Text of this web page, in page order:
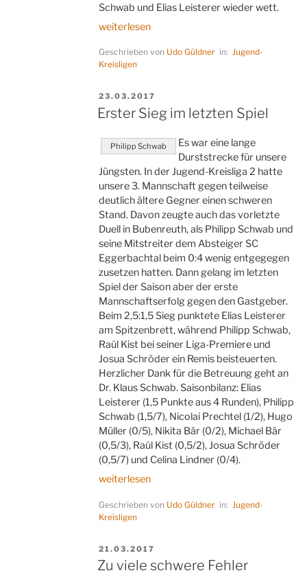
Schwab und Elias Leisterer wieder wett.
„Der
Elias“
weiterlesen
Geschrieben von Udo Güldner in:Jugend-
Kreisligen
VERÖFFENTLICHT
AM
23.03.2017
Erster Sieg im letzten Spiel
Philipp Schwab
Es war eine lange
Durststrecke für unsere
Jüngsten. In der Jugend-Kreisliga 2 hatte
unsere 3. Mannschaft gegen teilweise
deutlich ältere Gegner einen schweren
Stand. Davon zeugte auch das vorletzte
Duell in Bubenreuth, als Philipp Schwab und
seine Mitstreiter dem Absteiger SC
Eggerbachtal beim 0:4 wenig entgegegen
zusetzen hatten. Dann gelang im letzten
Spiel der Saison aber der erste
Mannschaftserfolg gegen den Gastgeber.
Beim 2,5:1,5 Sieg punktete Elias Leisterer
am Spitzenbrett, während Philipp Schwab,
Raúl Kist bei seiner Liga-Premiere und
Josua Schröder ein Remis beisteuerten.
Herzlicher Dank für die Betreuung geht an
Dr. Klaus Schwab. Saisonbilanz: Elias
Leisterer (1,5 Punkte aus 4 Runden), Philipp
Schwab (1,5/7), Nicolai Prechtel (1/2), Hugo
Müller (0/5), Nikita Bär (0/2), Michael Bär
(0,5/3), Raúl Kist (0,5/2), Josua Schröder
(0,5/7) und Celina Lindner (0/4).
„Erster
im
letzten
weiterlesen
Geschrieben von Udo Güldner in: Jugend-
Kreisligen
VERÖFFENTLICHT
AM
21.03.2017
Zu viele schwere Fehler